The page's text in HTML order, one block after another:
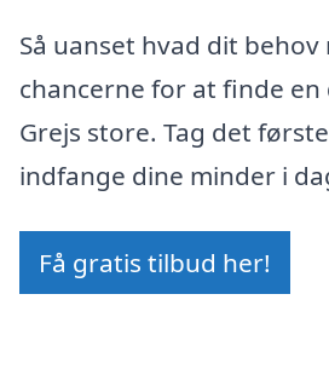
Så uanset hvad dit
chancerne for at finde
Grejs store. Tag det
indfange dine minder i
Få gratis tilbud her!